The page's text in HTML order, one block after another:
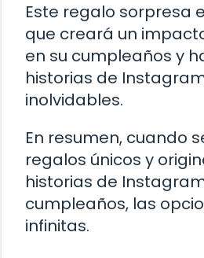
Este regalo sorpresa
que creará un
en su cumpleaños y
historias de
inolvidables.
En resumen, cuando
regalos únicos y
historias de
cumpleaños, las
infinitas.